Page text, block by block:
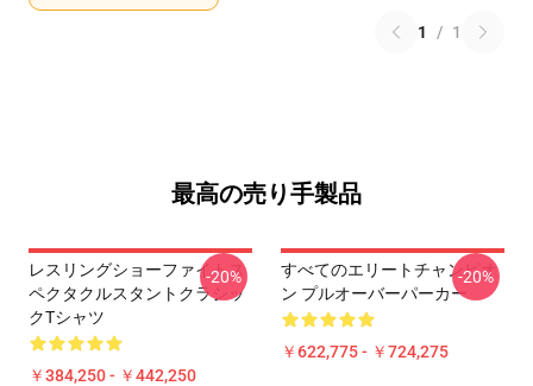
1 / 1
最高の売り手製品
レスリングショーファイトス
ペクタクルスタントクラシッ
クTシャツ
￥384,250 - ￥442,250
-20%
すべてのエリートチャンピオ
ン プルオーバーパーカー
￥622,775 - ￥724,275
-20%